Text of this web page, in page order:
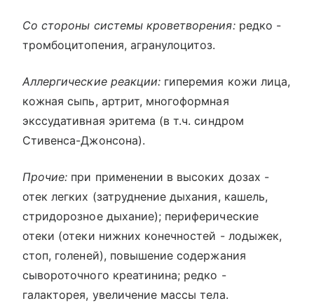
Со стороны системы кроветворения:редко -
тромбоцитопения, агранулоцитоз.
Аллергические реакции: гиперемия кожи лица,
кожная сыпь, артрит, многоформная
экссудативная эритема (в т.ч. синдром
Стивенса-Джонсона).
Прочие: при применении в высоких дозах -
отек легких (затруднение дыхания, кашель,
стридорозное дыхание); периферические
отеки (отеки нижних конечностей - лодыжек,
стоп, голеней), повышение содержания
сывороточного креатинина; редко -
галакторея, увеличение массы тела.